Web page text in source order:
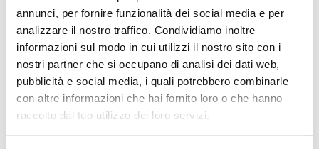
annunci, per fornire funzionalità dei social media e per
analizzare il nostro traffico. Condividiamo inoltre
informazioni sul modo in cui utilizzi il nostro sito con i
nostri partner che si occupano di analisi dei dati web,
pubblicità e social media, i quali potrebbero combinarle
con altre informazioni che hai fornito loro o che hanno
raccolto dal tuo utilizzo dei loro servizi.
SmartLook
Sol/STUDIO